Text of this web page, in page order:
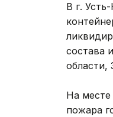
В г.
состава
На месте
пожара